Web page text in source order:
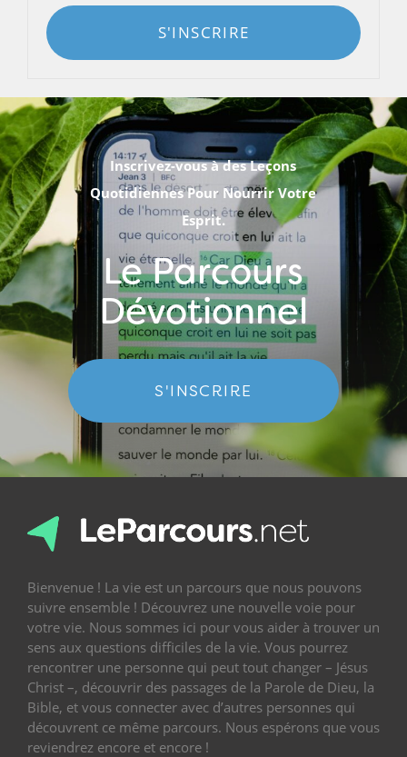
S'INSCRIRE
Inscrivez-vous à des Leçons
Quotidiennes Pour Nourrir Votre
Esprit.
Le Parcours
Dévotionnel
S'INSCRIRE
Bienvenue ! La vie est un parcours que nous pouvons
suivre ensemble ! Découvrez une nouvelle voie pour
votre vie. Nous sommes ici pour vous aider à trouver un
sens aux questions difficiles de la vie. Vous pourrez
rencontrer une personne qui peut tout changer – Jésus
Christ –, découvrir des passages de la Parole de Dieu, la
Bible, et vous connecter avec d’autres personnes qui
découvrent ce même parcours. Nous espérons que vous
reviendrez encore et encore !